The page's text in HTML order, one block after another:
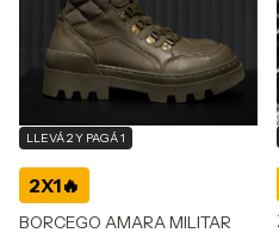
BORCEGO AMARA MILITAR
LLEVÁ 2 Y PAGÁ 1